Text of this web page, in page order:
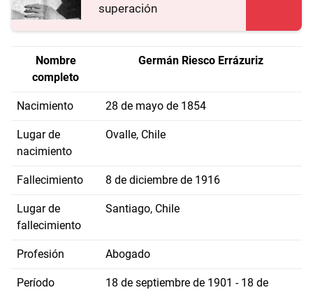
superación
Nombre
completo
Germán Riesco Errázuriz
Nacimiento 28 de mayo de 1854
Lugar de
nacimiento
Ovalle, Chile
Fallecimiento 8 de diciembre de 1916
Lugar de
fallecimiento
Santiago, Chile
Profesión Abogado
Período
18 de septiembre de 1901 - 18 de